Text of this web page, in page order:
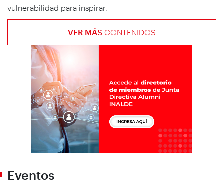
vulnerabilidad para inspirar.
VER MÁS CONTENIDOS
Eventos